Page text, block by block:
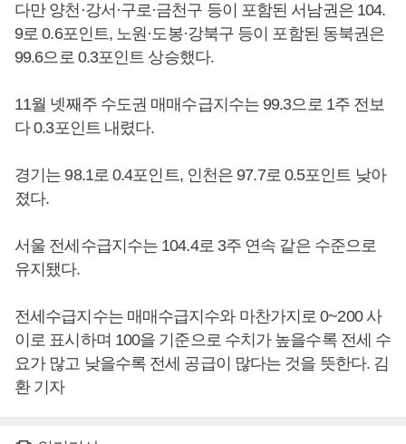
다만 양천·강서·구로·금천구 등이 포함된 서남권은 104.
9로 0.6포인트, 노원·도봉·강북구 등이 포함된 동북권은
99.6으로 0.3포인트 상승했다.
11월 넷째주 수도권 매매수급지수는 99.3으로 1주 전보
다 0.3포인트 내렸다.
경기는 98.1로 0.4포인트, 인천은 97.7로 0.5포인트 낮아
졌다.
서울 전세수급지수는 104.4로 3주 연속 같은 수준으로
유지됐다.
전세수급지수는 매매수급지수와 마찬가지로 0~200 사
이로 표시하며 100을 기준으로 수치가 높을수록 전세 수
요가 많고 낮을수록 전세 공급이 많다는 것을 뜻한다. 김
환 기자